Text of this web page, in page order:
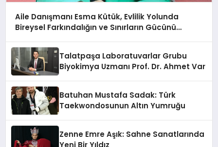
Aile Danışmanı Esma Kütük, Evlilik Yolunda
Bireysel Farkındalığın ve Sınırların Gücünü
Talatpaşa Laboratuvarlar Grubu
Biyokimya Uzmanı Prof. Dr. Ahmet Var
Batuhan Mustafa Sadak: Türk
Taekwondosunun Altın Yumruğu
Zenne Emre Aşık: Sahne Sanatlarında